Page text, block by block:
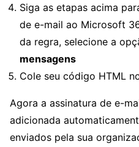
Siga as etapas acima
de e-mail ao Microsoft
da regra, selecione a
mensagens
Cole seu código HTML
Agora a assinatura de e-
adicionada
enviados pela sua